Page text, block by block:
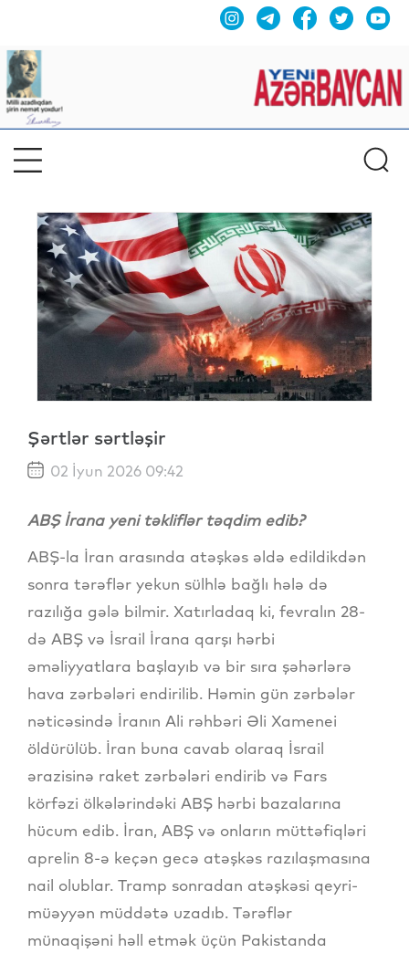
Şərtlər sərtləşir
02 İyun 2026 09:42
ABŞ İrana yeni təkliflər təqdim edib?
ABŞ-la İran arasında atəşkəs əldə edildikdən
sonra tərəflər yekun sülhlə bağlı hələ də
razılığa gələ bilmir. Xatırladaq ki, fevralın 28-
də ABŞ və İsrail İrana qarşı hərbi
əməliyyatlara başlayıb və bir sıra şəhərlərə
hava zərbələri endirilib. Həmin gün zərbələr
nəticəsində İranın Ali rəhbəri Əli Xamenei
öldürülüb. İran buna cavab olaraq İsrail
ərazisinə raket zərbələri endirib və Fars
körfəzi ölkələrindəki ABŞ hərbi bazalarına
hücum edib. İran, ABŞ və onların müttəfiqləri
aprelin 8-ə keçən gecə atəşkəs razılaşmasına
nail olublar. Tramp sonradan atəşkəsi qeyri-
müəyyən müddətə uzadıb. Tərəflər
münaqişəni həll etmək üçün Pakistanda